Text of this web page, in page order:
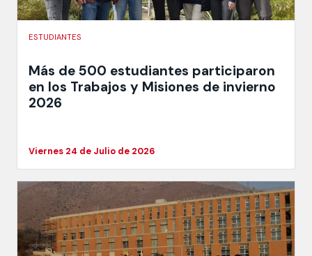
ESTUDIANTES
Más de 500 estudiantes participaron
en los Trabajos y Misiones de invierno
2026
Viernes 24 de Julio de 2026